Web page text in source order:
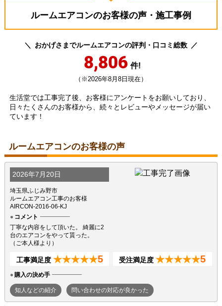
ルームエアコンのお客様の声・施工事例
おかげさまでルームエアコンの評判・口コミ総数
8,806 件!
（※2026年8月8日現在）
生活堂では工事完了後、お客様にアンケートをお願いしており、
日々たくさんのお客様から、続々とレビューやメッセージが届い
ています！
ルームエアコンのお客様の声
2026年7月20日
埼玉県ふじみ野市
ルームエアコン工事のお客様
AIRCON-2016-06-KJ
コメント
丁寧な内容をして頂いた。 綺麗に2
台のエアコンをやって貰った。
（ご本人様より）
工事満足度 ★★★★★5 受注満足度 ★★★★★5
購入の決め手
知人などの紹介 問い合わせの対応が良かった